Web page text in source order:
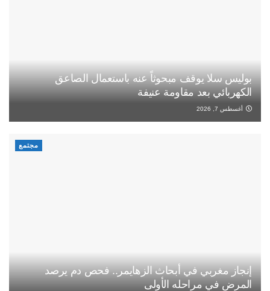
بوليس سلا يوقف مبحوثاً عنه باستعمال الصاعق
الكهربائي بعد مقاومة عنيفة
أغسطس 7, 2026
مجتمع
إنجاز مغربي في أبحاث الزهايمر.. فحص دم يرصد
المرض في مراحله الأولى